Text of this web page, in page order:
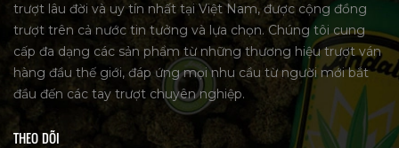
trượt lâu đời và uy tín nhất tại Việt Nam, được cộng đồng
trượt trên cả nước tin tưởng và lựa chọn. Chúng tôi cung
cấp đa dạng các sản phẩm từ những thương hiệu trượt ván
hàng đầu thế giới, đáp ứng mọi nhu cầu từ người mới bắt
đầu đến các tay trượt chuyên nghiệp.
THEO DÕI